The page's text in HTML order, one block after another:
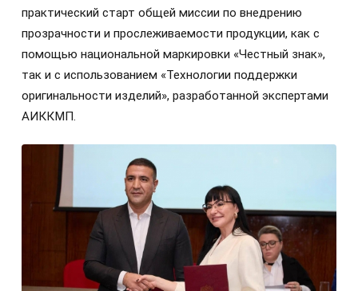
практический старт общей миссии по внедрению
прозрачности и прослеживаемости продукции, как с
помощью национальной маркировки «Честный знак»,
так и с использованием «Технологии поддержки
оригинальности изделий», разработанной экспертами
АИККМП.